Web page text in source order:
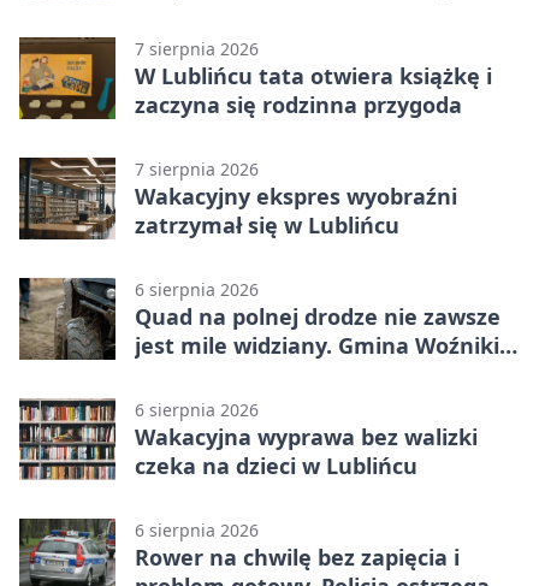
7 sierpnia 2026
W Lublińcu tata otwiera książkę i
zaczyna się rodzinna przygoda
7 sierpnia 2026
Wakacyjny ekspres wyobraźni
zatrzymał się w Lublińcu
6 sierpnia 2026
Quad na polnej drodze nie zawsze
jest mile widziany. Gmina Woźniki
6 sierpnia 2026
Wakacyjna wyprawa bez walizki
czeka na dzieci w Lublińcu
6 sierpnia 2026
Rower na chwilę bez zapięcia i